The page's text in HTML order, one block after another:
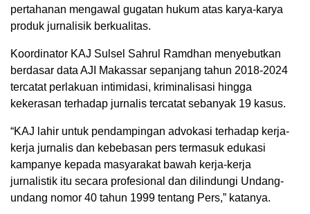
pertahanan mengawal gugatan hukum atas karya-karya
produk jurnalisik berkualitas.
Koordinator KAJ Sulsel Sahrul Ramdhan menyebutkan
berdasar data AJI Makassar sepanjang tahun 2018-2024
tercatat perlakuan intimidasi, kriminalisasi hingga
kekerasan terhadap jurnalis tercatat sebanyak 19 kasus.
“KAJ lahir untuk pendampingan advokasi terhadap kerja-
kerja jurnalis dan kebebasan pers termasuk edukasi
kampanye kepada masyarakat bawah kerja-kerja
jurnalistik itu secara profesional dan dilindungi Undang-
undang nomor 40 tahun 1999 tentang Pers,” katanya.